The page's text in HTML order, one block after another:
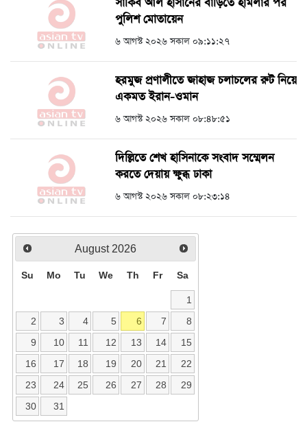
সাকিব আল হাসানের বাড়িতে হামলার পর
পুলিশ মোতায়েন
৬ আগস্ট ২০২৬ সকাল ০৯:১১:২৭
হরমুজ প্রণালীতে জাহাজ চলাচলের রুট নিয়ে
একমত ইরান-ওমান
৬ আগস্ট ২০২৬ সকাল ০৮:৪৮:৫১
দিল্লিতে শেখ হাসিনাকে সংবাদ সম্মেলন
করতে দেয়ায় ক্ষুব্ধ ঢাকা
৬ আগস্ট ২০২৬ সকাল ০৮:২৩:১৪
August 2026
Su Mo Tu We Th Fr Sa
1
2
3 4 5 6 7
8
9
10 11 12 13 14
15
16
17 18 19 20 21
22
23
24 25 26 27 28
29
30
31